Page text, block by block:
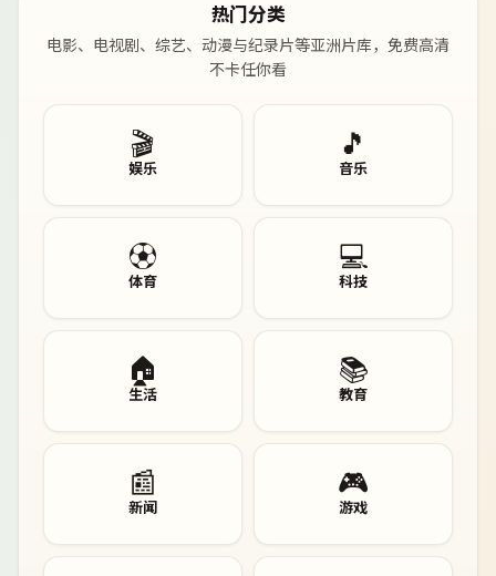
热门分类
电影、电视剧、综艺、动漫与纪录片等亚洲片库，免费高清
不卡任你看
🎬
娱乐
🎵
音乐
⚽
体育
💻
科技
🏠
生活
📚
教育
📰
新闻
🎮
游戏